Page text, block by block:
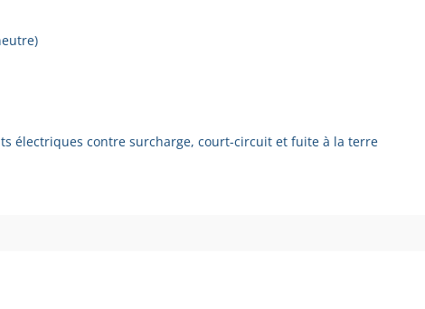
électriques contre surcharge, court-circuit et fuite à la terre